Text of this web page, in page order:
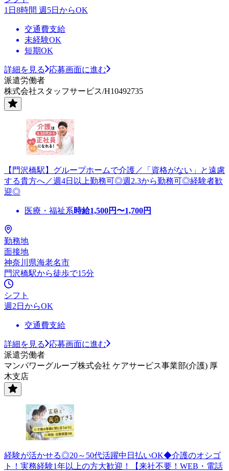
1日8時間 週5日からOK
交通費支給
未経験OK
短期OK
詳細を見る
応募画面に進む
派遣労働者
株式会社スタッフサービス/H10492735
【門沢橋駅】グループホームで介護／「資格がない」と遠慮
する貴方へ／週4日以上勤務可◎週2.3から勤務可◎経験者歓
迎◎
医療・福祉系時給1,500円〜1,700円
勤務地
面接地
神奈川県海老名市
門沢橋駅から徒歩で15分
シフト
週2日からOK
交通費支給
詳細を見る
応募画面に進む
派遣労働者
マンパワーグループ株式会社 ケアサービス事業部(介護) 厚
木支店
経験が活かせる◎20～50代活躍中日払いOK◆介護のオシゴ
ト！実務経験1年以上の方大歓迎！【来社不要！WEB・電話